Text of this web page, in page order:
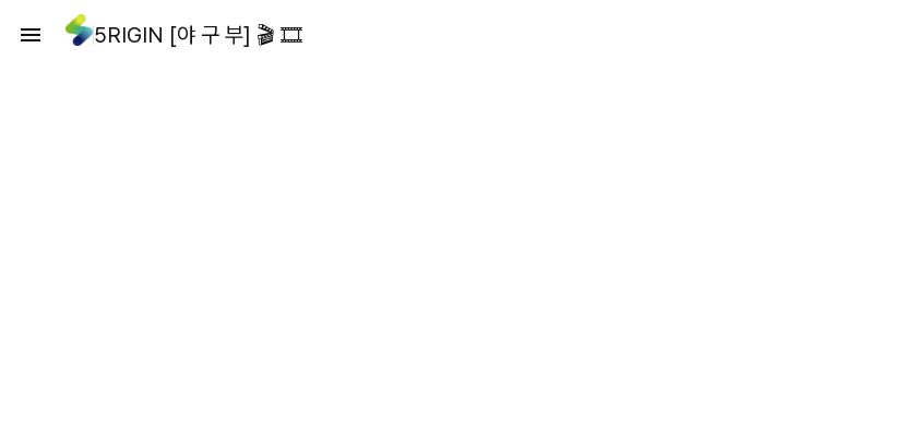
5RIGIN [야 구 부] 🎬 🎞